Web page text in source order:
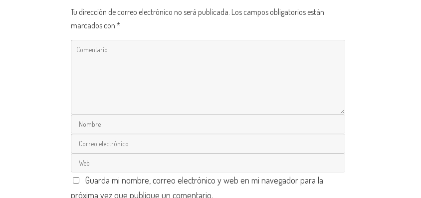
Tu dirección de correo electrónico no será publicada. Los campos obligatorios están
marcados con*
Guarda mi nombre, correo electrónico y web en mi navegador para la
próxima vez que publique un comentario.